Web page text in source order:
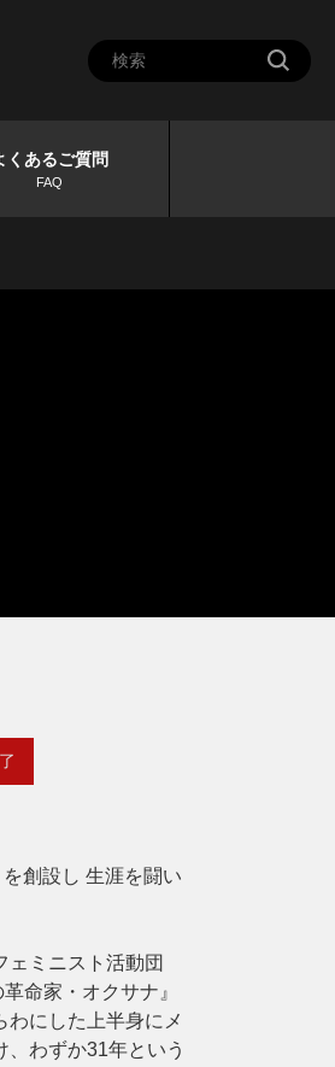
くあるご質問
FAQ
創設し 生涯を闘い
ェミニスト活動団
命家・オクサナ』
にした上半身にメ
わずか31年という